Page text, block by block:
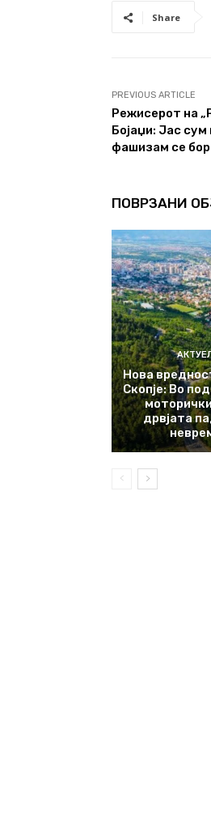
Share
PREVIOUS ARTICLE
Режисерот на
Бојаџи: Јас
фашизам се
ПОВРЗАНИ
Нова
Скопје: Во
дрвјата